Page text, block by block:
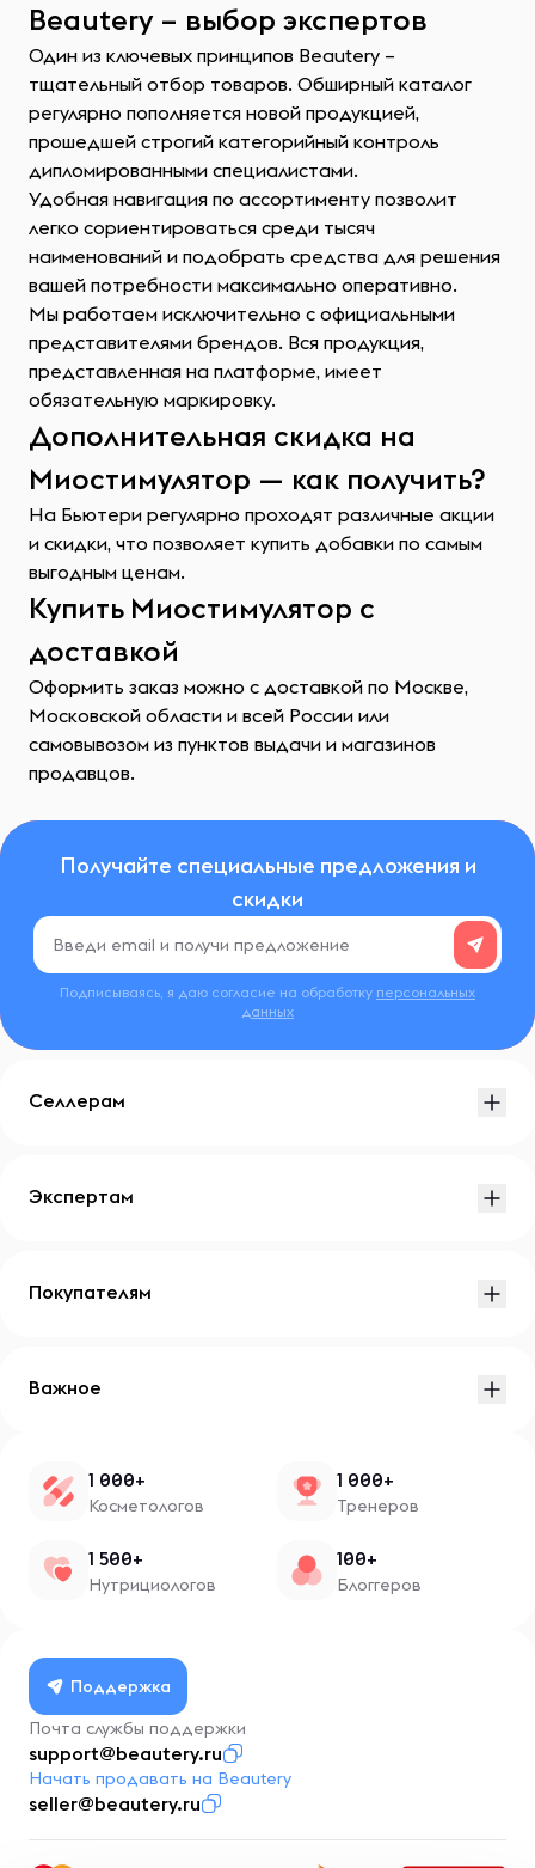
Beautery – выбор экспертов
Один из ключевых принципов Beautery –
тщательный отбор товаров. Обширный каталог
регулярно пополняется новой продукцией,
прошедшей строгий категорийный контроль
дипломированными специалистами.
Удобная навигация по ассортименту позволит
легко сориентироваться среди тысяч
наименований и подобрать средства для решения
вашей потребности максимально оперативно.
Мы работаем исключительно с официальными
представителями брендов. Вся продукция,
представленная на платформе, имеет
обязательную маркировку.
Дополнительная скидка на
Миостимулятор — как получить?
На Бьютери регулярно проходят различные акции
и скидки, что позволяет купить добавки по самым
выгодным ценам.
Купить Миостимулятор с
доставкой
Оформить заказ можно с доставкой по Москве,
Московской области и всей России или
самовывозом из пунктов выдачи и магазинов
продавцов.
Получайте специальные предложения и
скидки
Подписываясь, я даю согласие на обработку персональных
данных
Селлерам
Экспертам
Покупателям
Важное
1 000+
Косметологов
1 000+
Тренеров
1 500+
Нутрициологов
100+
Блоггеров
Поддержка
Почта службы поддержки
support@beautery.ru
Начать продавать на Beautery
seller@beautery.ru